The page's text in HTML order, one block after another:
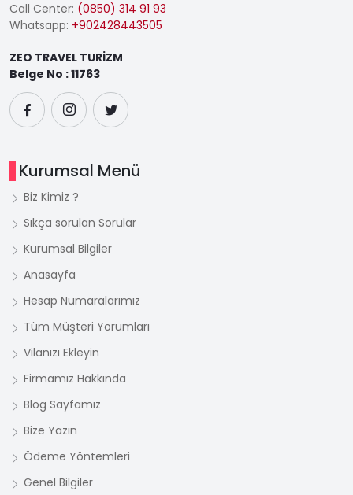
Call Center: (0850) 314 91 93
Whatsapp: +902428443505
ZEO TRAVEL TURİZM
Belge No : 11763
Kurumsal Menü
Biz Kimiz ?
Sıkça sorulan Sorular
Kurumsal Bilgiler
Anasayfa
Hesap Numaralarımız
Tüm Müşteri Yorumları
Vilanızı Ekleyin
Firmamız Hakkında
Blog Sayfamız
Bize Yazın
Ödeme Yöntemleri
Genel Bilgiler